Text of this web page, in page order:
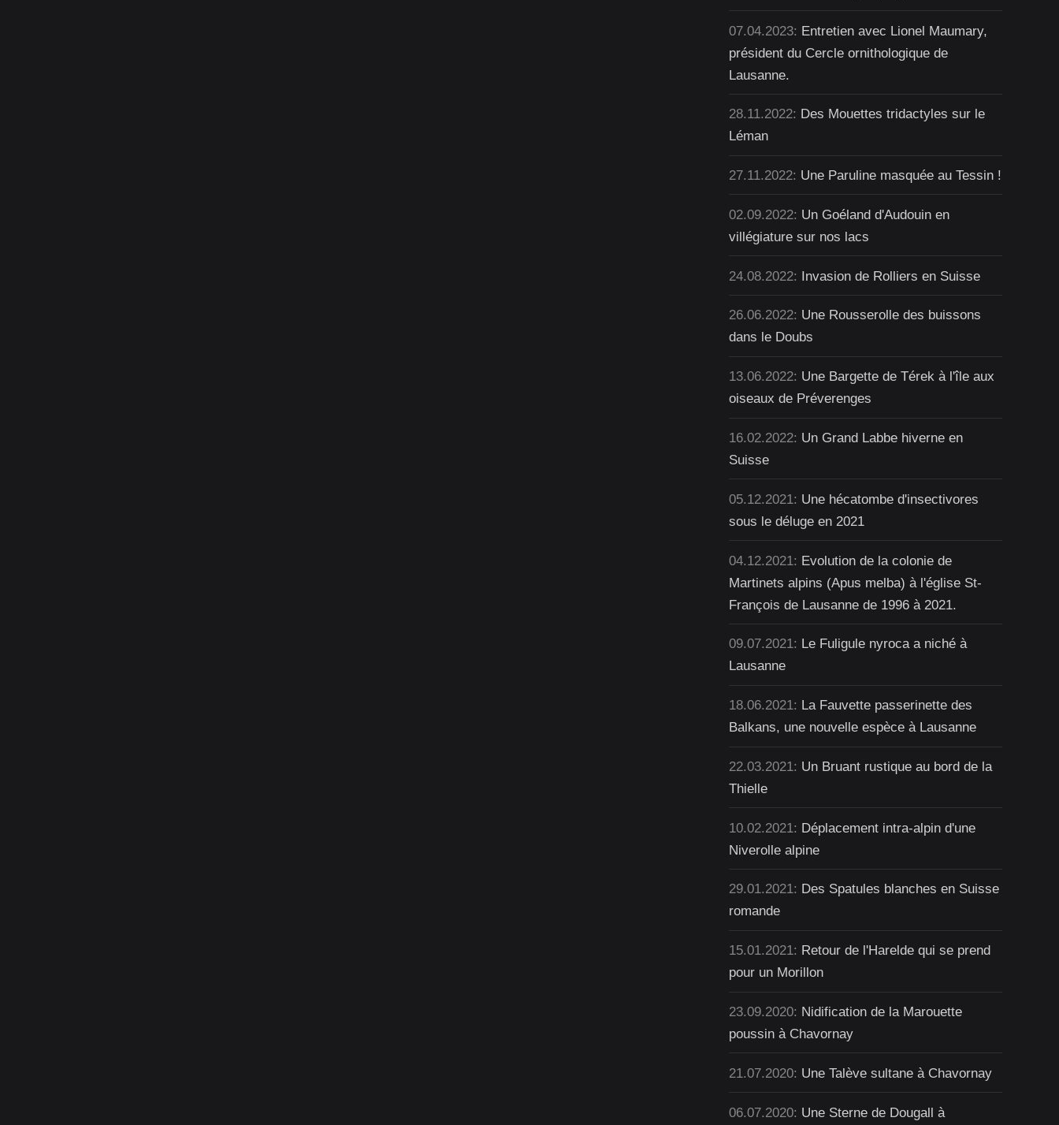
07.04.2023: Entretien avec Lionel Maumary,
président du Cercle ornithologique de
Lausanne.
28.11.2022: Des Mouettes tridactyles sur le
Léman
27.11.2022: Une Paruline masquée au Tessin !
02.09.2022: Un Goéland d'Audouin en
villégiature sur nos lacs
24.08.2022: Invasion de Rolliers en Suisse
26.06.2022: Une Rousserolle des buissons
dans le Doubs
13.06.2022: Une Bargette de Térek à l'île aux
oiseaux de Préverenges
16.02.2022: Un Grand Labbe hiverne en
Suisse
05.12.2021: Une hécatombe d'insectivores
sous le déluge en 2021
04.12.2021: Evolution de la colonie de
Martinets alpins (Apus melba) à l'église St-
François de Lausanne de 1996 à 2021.
09.07.2021: Le Fuligule nyroca a niché à
Lausanne
18.06.2021: La Fauvette passerinette des
Balkans, une nouvelle espèce à Lausanne
22.03.2021: Un Bruant rustique au bord de la
Thielle
10.02.2021: Déplacement intra-alpin d'une
Niverolle alpine
29.01.2021: Des Spatules blanches en Suisse
romande
15.01.2021: Retour de l'Harelde qui se prend
pour un Morillon
23.09.2020: Nidification de la Marouette
poussin à Chavornay
21.07.2020: Une Talève sultane à Chavornay
06.07.2020: Une Sterne de Dougall à